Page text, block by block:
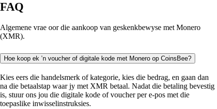
FAQ
Algemene vrae oor die aankoop van geskenkbewyse met Monero
(XMR).
Hoe koop ek ’n voucher of digitale kode met Monero op CoinsBee?
Kies eers die handelsmerk of kategorie, kies die bedrag, en gaan dan
na die betaalstap waar jy met XMR betaal. Nadat die betaling bevestig
is, stuur ons jou die digitale kode of voucher per e-pos met die
toepaslike inwisselinstruksies.